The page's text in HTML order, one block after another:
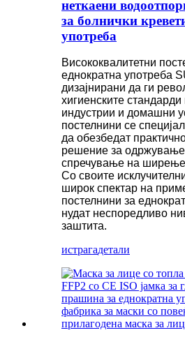
неткаени
за болнички
употреба
Висококвалитетни
еднократна употреба
дизајнирани да ги
хигиенските
индустрии и домашни
постелнини се
да обезбедат
решение за одржување
спречување на ширење
Со своите
широк спектар на
постелнини за
нудат неспоредливо
заштита.
истрагадетали